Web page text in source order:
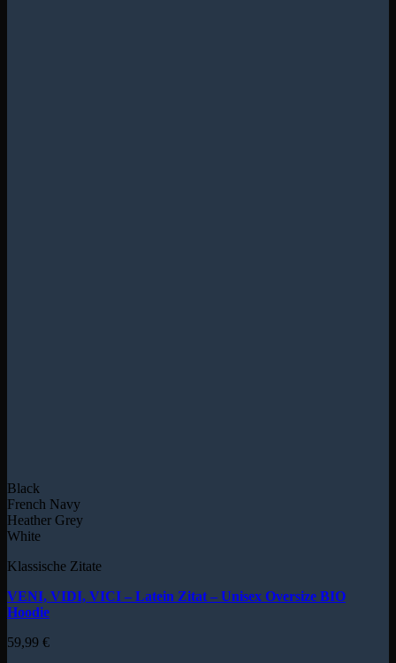
Black
French Navy
Heather Grey
White
Klassische Zitate
VENI, VIDI, VICI – Latein Zitat – Unisex Oversize BIO
Hoodie
59,99 €